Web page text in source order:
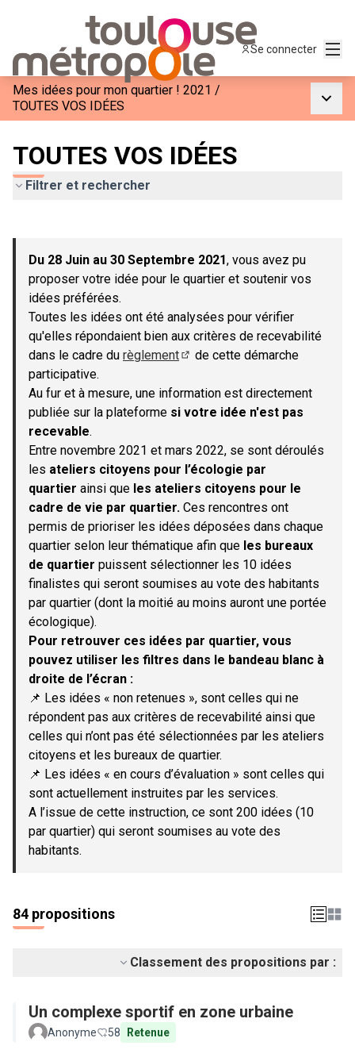
Se connecter
Mes idées pour mon quartier ! 2021 /
TOUTES VOS IDÉES
TOUTES VOS IDÉES
Filtrer et rechercher
−
Du 28 Juin au 30 Septembre 2021, vous avez pu
proposer votre idée pour le quartier et soutenir vos
idées préférées.
Toutes les idées ont été analysées pour vérifier
qu'elles répondaient bien aux critères de recevabilité
dans le cadre du règlement
de cette démarche
participative.
Au fur et à mesure, une information est directement
publiée sur la plateforme si votre idée n'est pas
recevable.
Entre novembre 2021 et mars 2022, se sont déroulés
les ateliers citoyens pour l’écologie par
quartier ainsi que les ateliers citoyens pour le
cadre de vie par quartier. Ces rencontres ont
permis de prioriser les idées déposées dans chaque
quartier selon leur thématique afin que les bureaux
de quartier puissent sélectionner les 10 idées
finalistes qui seront soumises au vote des habitants
par quartier (dont la moitié au moins auront une portée
écologique).
Pour retrouver ces idées par quartier, vous
pouvez utiliser les filtres dans le bandeau blanc à
droite de l’écran :
📌 Les idées « non retenues », sont celles qui ne
répondent pas aux critères de recevabilité ainsi que
celles qui n’ont pas été sélectionnées par les ateliers
citoyens et les bureaux de quartier.
📌 Les idées « en cours d’évaluation » sont celles qui
sont actuellement instruites par les services.
A l’issue de cette instruction, ce sont 200 idées (10
par quartier) qui seront soumises au vote des
habitants.
84 propositions
Classement des propositions par :
Un complexe sportif en zone urbaine
Anonyme 58 Retenue